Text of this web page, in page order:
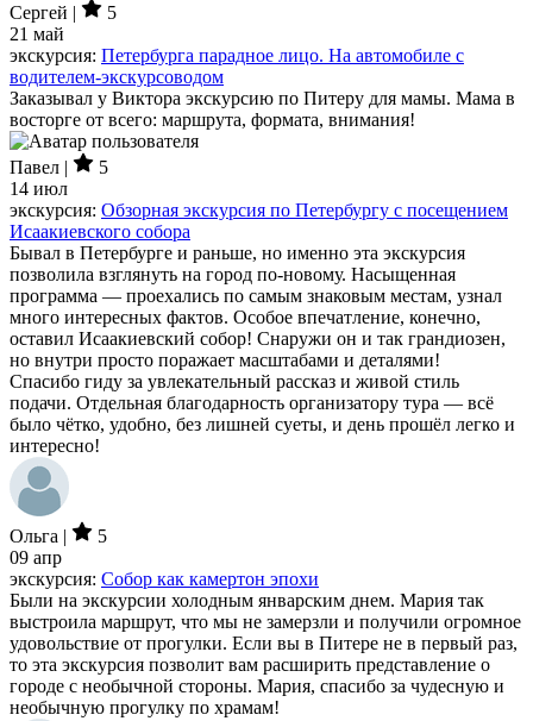
Сергей |
5
21 май
экскурсия: Петербурга парадное лицо. На автомобиле с
водителем-экскурсоводом
Заказывал у Виктора экскурсию по Питеру для мамы. Мама в
восторге от всего: маршрута, формата, внимания!
Павел |
5
14 июл
экскурсия: Обзорная экскурсия по Петербургу с посещением
Исаакиевского собора
Бывал в Петербурге и раньше, но именно эта экскурсия
позволила взглянуть на город по-новому. Насыщенная
программа — проехались по самым знаковым местам, узнал
много интересных фактов. Особое впечатление, конечно,
оставил Исаакиевский собор! Снаружи он и так грандиозен,
но внутри просто поражает масштабами и деталями!
Спасибо гиду за увлекательный рассказ и живой стиль
подачи. Отдельная благодарность организатору тура — всё
было чётко, удобно, без лишней суеты, и день прошёл легко и
интересно!
Ольга |
5
09 апр
экскурсия: Собор как камертон эпохи
Были на экскурсии холодным январским днем. Мария так
выстроила маршрут, что мы не замерзли и получили огромное
удовольствие от прогулки. Если вы в Питере не в первый раз,
то эта экскурсия позволит вам расширить представление о
городе с необычной стороны. Мария, спасибо за чудесную и
необычную прогулку по храмам!